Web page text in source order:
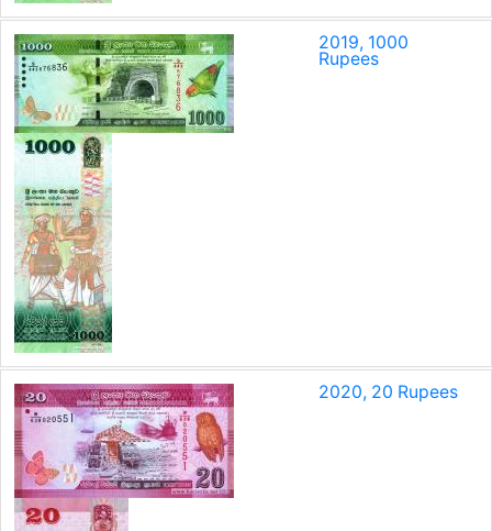
2019, 1000
Rupees
2020, 20 Rupees